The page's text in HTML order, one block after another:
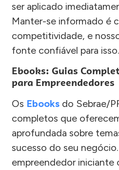
ser aplicado
Manter-se informado é
competitividade, e
fonte confiável para isso.
Ebooks: Guias
para Empreendedores
Os Ebooks do Sebrae/
completos que
aprofundada sobre
sucesso do seu
empreendedor iniciante